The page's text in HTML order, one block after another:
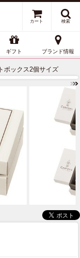
検索
カート
ギフト ブランド情報
ボックス2個サイズ